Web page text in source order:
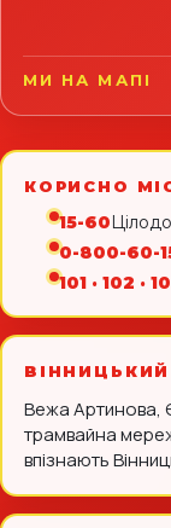
МИ НА МАПІ
КОРИСНО
15-60
0-800-60-
101 · 102 ·
ВІННИЦЬКИЙ
Вежа Артинова,
трамвайна
впізнають